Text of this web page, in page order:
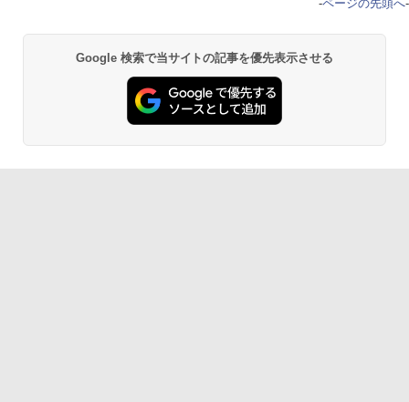
-ページの先頭へ-
Google 検索で当サイトの記事を優先表示させる